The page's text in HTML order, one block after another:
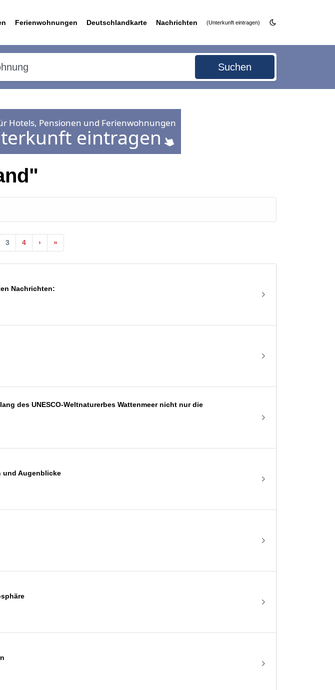
Ferienwohnungen Deutschlandkarte Nachrichten (Unterkunft eintragen)
Suchen
3 4 › »
Nachrichten:
des UNESCO-Weltnaturerbes Wattenmeer nicht nur die
und Augenblicke